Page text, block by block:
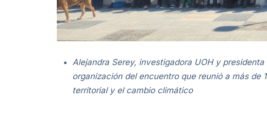
Alejandra Serey, investigadora UOH y
organización del encuentro que reunió a más
territorial y el cambio climático